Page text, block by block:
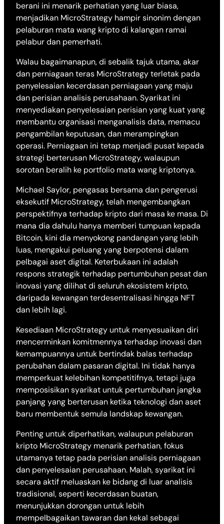
berani ini menarik perhatian yang luar biasa,
menjadikan MicroStrategy hampir sinonim dengan
pelaburan mata wang kripto di kalangan ramai
pelabur dan pemerhati.
Walau bagaimanapun, di sebalik tajuk utama, akar
dan perniagaan teras MicroStrategy terletak pada
penyelesaian kecerdasan perniagaan yang maju
dan perisian analisis perusahaan. Syarikat ini
menyediakan penyelesaian perisian yang kuat yang
membantu organisasi menganalisis data, memacu
pengambilan keputusan, dan merampingkan
operasi. Perniagaan ini tetap menjadi pusat kepada
strategi berterusan MicroStrategy, walaupun
sorotan beralih ke portfolio mata wang kriptonya.
Michael Saylor, pengasas bersama dan pengerusi
eksekutif MicroStrategy, telah mengembangkan
perspektifnya terhadap kripto dari masa ke masa. Di
mana dia dahulu hanya memberi tumpuan kepada
Bitcoin, kini dia menyokong pandangan yang lebih
luas, mengakui peluang yang berpotensi dalam
pelbagai aset digital. Keterbukaan ini adalah
respons strategik terhadap pertumbuhan pesat dan
inovasi yang dilihat di seluruh ekosistem kripto,
daripada kewangan terdesentralisasi hingga NFT
dan lebih lagi.
Kesediaan MicroStrategy untuk menyesuaikan diri
mencerminkan komitmennya terhadap inovasi dan
kemampuannya untuk bertindak balas terhadap
perubahan dalam pasaran digital. Ini tidak hanya
memperkuat kelebihan kompetitifnya, tetapi juga
memposisikan syarikat untuk pertumbuhan jangka
panjang yang berterusan ketika teknologi dan aset
baru membentuk semula landskap kewangan.
Penting untuk diperhatikan, walaupun pelaburan
kripto MicroStrategy menarik perhatian, fokus
utamanya tetap pada perisian analisis perniagaan
dan penyelesaian perusahaan. Malah, syarikat ini
secara aktif meluaskan ke bidang di luar analisis
tradisional, seperti kecerdasan buatan,
menunjukkan dorongan untuk lebih
mempelbagaikan tawaran dan kekal sebagai